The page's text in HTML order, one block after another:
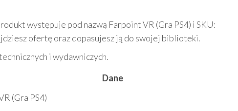
występuje pod nazwą Farpoint VR (Gra PS4) i SKU:
ofertę oraz dopasujesz ją do swojej biblioteki.
i wydawniczych.
Dane
(Gra PS4)